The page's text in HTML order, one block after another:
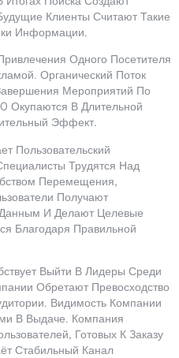
Клиенты Считают Такие
Информации.
Одного Посетителя
Органический Поток
Мероприятий По
Окупаются В Длительной
Эффект.
Пользовательский
Трудятся Над
Перемещения,
Получают
И Делают Целевые
Благодаря Правильной
Выйти В Лидеры Среди
Обретают Превосходство
Видимость Компании
В Выдаче. Компания
Готовых К Заказу
Стабильный Канал